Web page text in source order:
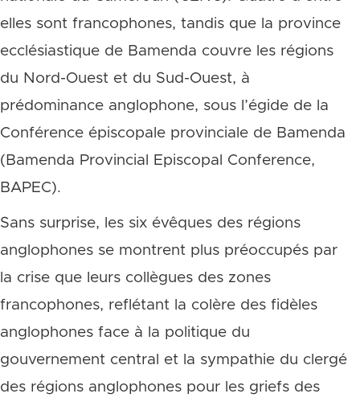
elles sont francophones, tandis que la province
ecclésiastique de Bamenda couvre les régions
du Nord-Ouest et du Sud-Ouest, à
prédominance anglophone, sous l’égide de la
Conférence épiscopale provinciale de Bamenda
(Bamenda Provincial Episcopal Conference,
BAPEC).
Sans surprise, les six évêques des régions
anglophones se montrent plus préoccupés par
la crise que leurs collègues des zones
francophones, reflétant la colère des fidèles
anglophones face à la politique du
gouvernement central et la sympathie du clergé
des régions anglophones pour les griefs des